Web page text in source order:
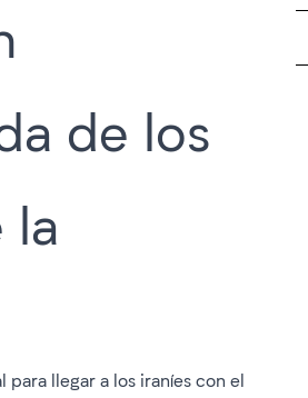
de los
la
llegar a los iraníes con el